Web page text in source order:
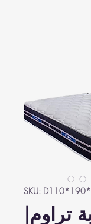
تراوم|